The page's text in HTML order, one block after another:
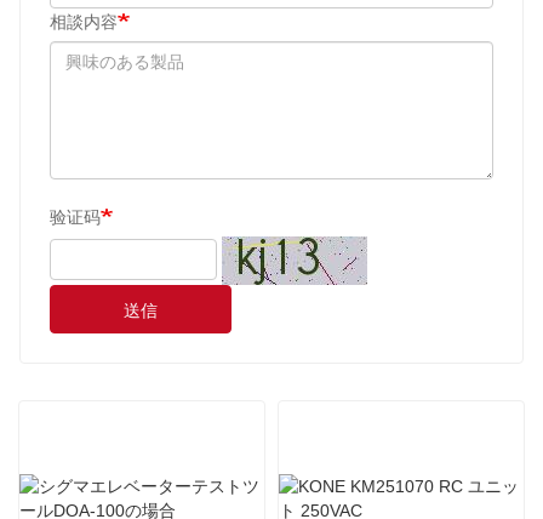
相談内容
验证码
送信